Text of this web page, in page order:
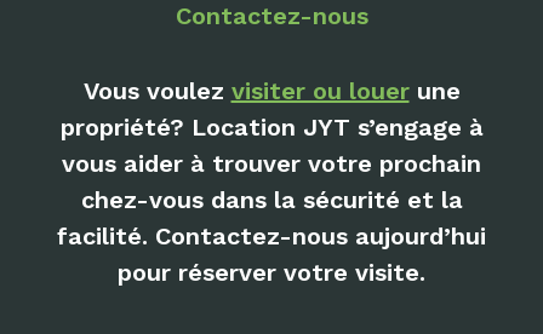
Contactez-nous
Vous voulez visiter ou louerune
propriété? Location JYT s’engage à
vous aider à trouver votre prochain
chez-vous dans la sécurité et la
facilité. Contactez-nous aujourd’hui
pour réserver votre visite.